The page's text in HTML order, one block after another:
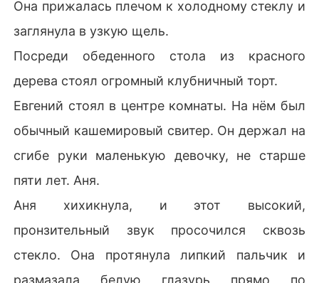
Она прижалась плечом к холодному стеклу и
заглянула в узкую щель.
Посреди обеденного стола из красного
дерева стоял огромный клубничный торт.
Евгений стоял в центре комнаты. На нём был
обычный кашемировый свитер. Он держал на
сгибе руки маленькую девочку, не старше
пяти лет. Аня.
Аня хихикнула, и этот высокий,
пронзительный звук просочился сквозь
стекло. Она протянула липкий пальчик и
размазала белую глазурь прямо по